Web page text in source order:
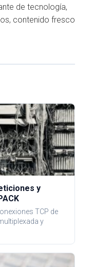
de tecnología,
contenido fresco
y
TCP de
y